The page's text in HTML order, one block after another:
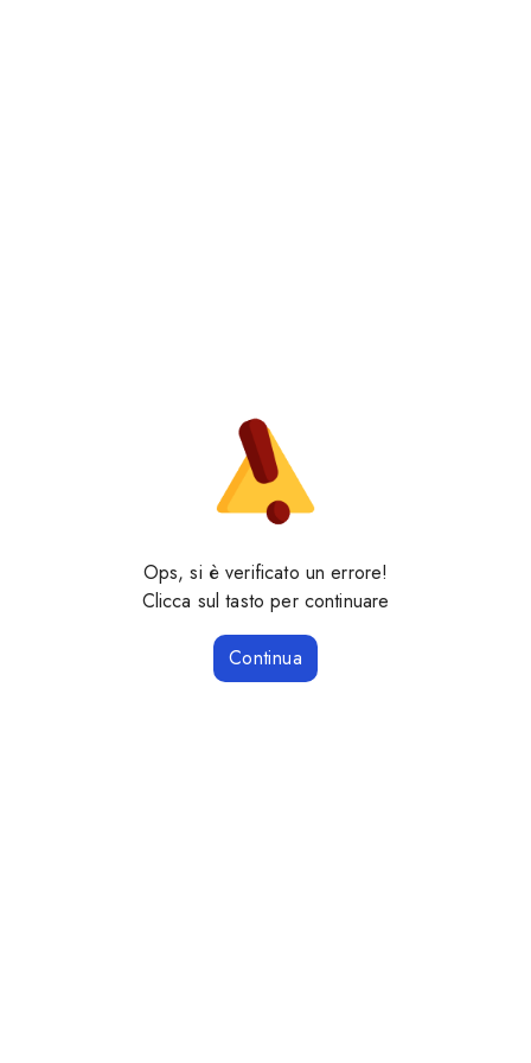
Ops, si è verificato un errore!
Clicca sul tasto per continuare
Continua